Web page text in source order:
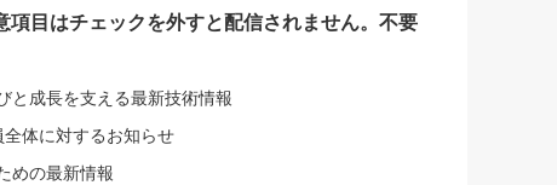
目はチェックを外すと配信されません。不要
と成長を支える最新技術情報
体に対するお知らせ
めの最新情報